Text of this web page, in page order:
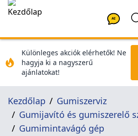
AI
Különleges akciók elérhetők! Ne
hagyja ki a nagyszerű
ajánlatokat!
Kezdőlap
Gumiszerviz
Gumijavító és gumiszerelő
Gumimintavágó gép